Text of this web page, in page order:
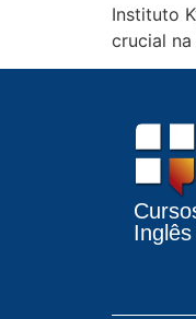
Instituto
crucial